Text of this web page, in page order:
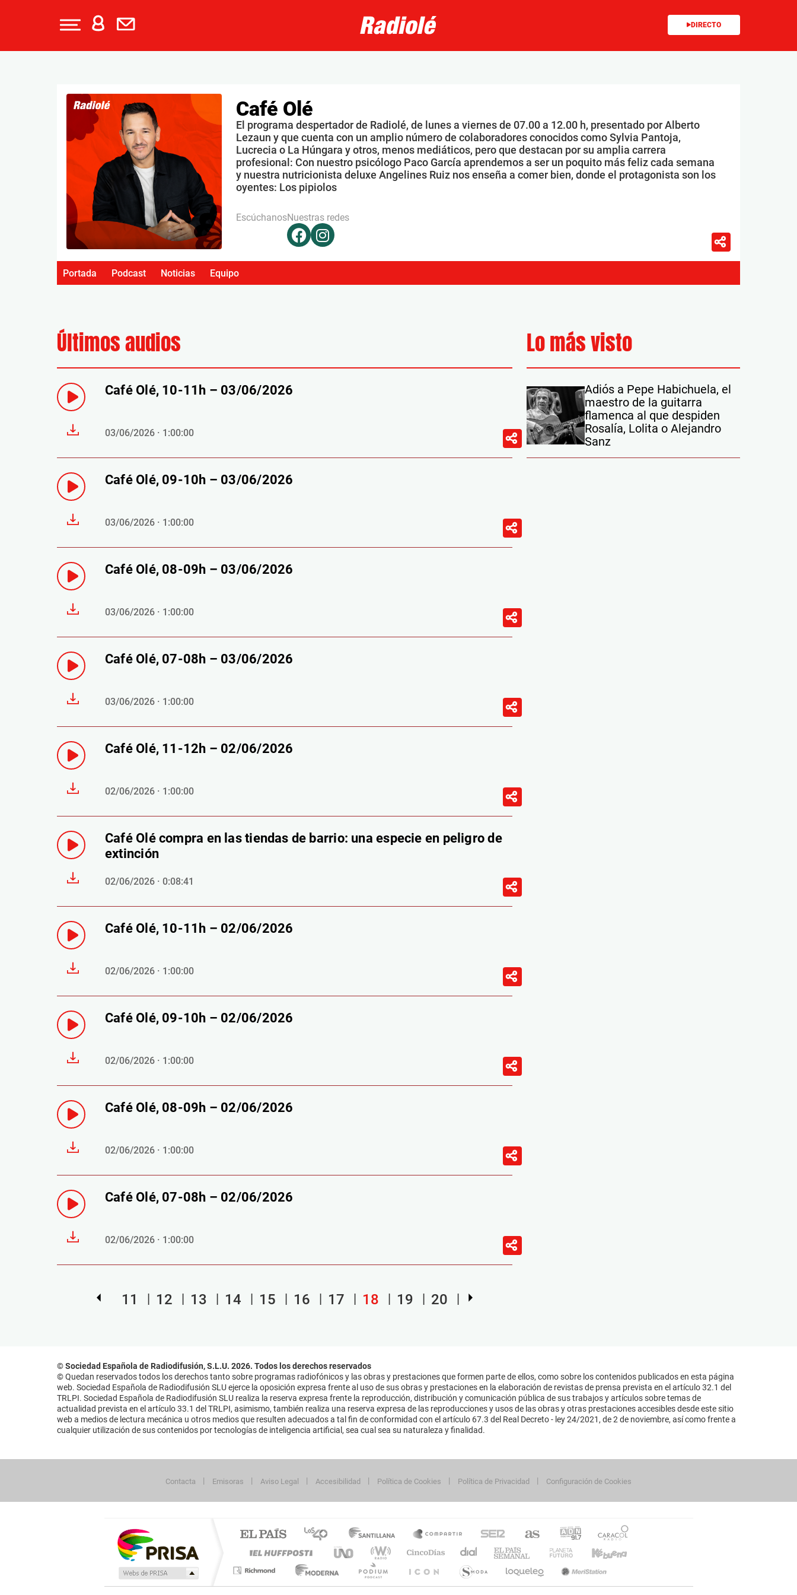
DIRECTO
Café Olé
El programa despertador de Radiolé, de lunes a viernes de 07.00 a 12.00 h, presentado por Alberto
Lezaun y que cuenta con un amplio número de colaboradores conocidos como Sylvia Pantoja,
Lucrecia o La Húngara y otros, menos mediáticos, pero que destacan por su amplia carrera
profesional: Con nuestro psicólogo Paco García aprendemos a ser un poquito más feliz cada semana
y nuestra nutricionista deluxe Angelines Ruiz nos enseña a comer bien, donde el protagonista son los
oyentes: Los pipiolos
EscúchanosNuestras redes
Portada Podcast Noticias Equipo
Últimos audios
Café Olé, 10-11h – 03/06/2026
03/06/2026 · 1:00:00
Café Olé, 09-10h – 03/06/2026
03/06/2026 · 1:00:00
Café Olé, 08-09h – 03/06/2026
03/06/2026 · 1:00:00
Café Olé, 07-08h – 03/06/2026
03/06/2026 · 1:00:00
Café Olé, 11-12h – 02/06/2026
02/06/2026 · 1:00:00
Café Olé compra en las tiendas de barrio: una especie en peligro de
extinción
02/06/2026 · 0:08:41
Café Olé, 10-11h – 02/06/2026
02/06/2026 · 1:00:00
Café Olé, 09-10h – 02/06/2026
02/06/2026 · 1:00:00
Café Olé, 08-09h – 02/06/2026
02/06/2026 · 1:00:00
Café Olé, 07-08h – 02/06/2026
02/06/2026 · 1:00:00
11 12 13 14 15 16 17 18 19 20
Lo más visto
Adiós a Pepe Habichuela, el
maestro de la guitarra
flamenca al que despiden
Rosalía, Lolita o Alejandro
Sanz
© Sociedad Española de Radiodifusión, S.L.U. 2026. Todos los derechos reservados
© Quedan reservados todos los derechos tanto sobre programas radiofónicos y las obras y prestaciones que formen parte de ellos, como sobre los contenidos publicados en esta página
web. Sociedad Española de Radiodifusión SLU ejerce la oposición expresa frente al uso de sus obras y prestaciones en la elaboración de revistas de prensa prevista en el artículo 32.1 del
TRLPI. Sociedad Española de Radiodifusión SLU realiza la reserva expresa frente la reproducción, distribución y comunicación pública de sus trabajos y artículos sobre temas de
actualidad prevista en el artículo 33.1 del TRLPI, asimismo, también realiza una reserva expresa de las reproducciones y usos de las obras y otras prestaciones accesibles desde este sitio
web a medios de lectura mecánica u otros medios que resulten adecuados a tal fin de conformidad con el artículo 67.3 del Real Decreto - ley 24/2021, de 2 de noviembre, así como frente a
cualquier utilización de sus contenidos por tecnologías de inteligencia artificial, sea cual sea su naturaleza y finalidad.
Contacta Emisoras Aviso Legal Accesibilidad Política de Cookies Política de Privacidad Configuración de Cookies